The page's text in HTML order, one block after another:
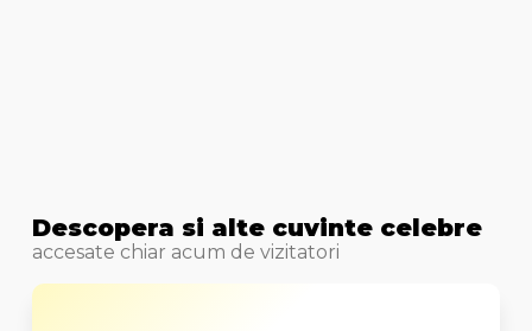
Descopera si alte cuvinte celebre
accesate chiar acum de vizitatori